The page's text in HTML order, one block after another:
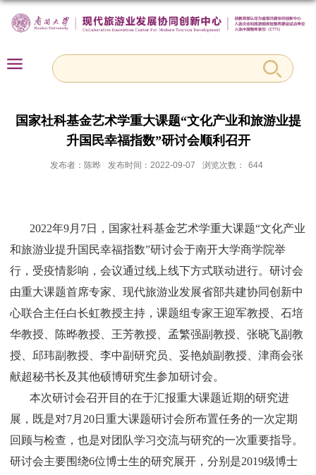
国家社科基金艺术学重大课题“文化产业和旅游业提
升国民幸福指数”研讨会顺利召开
发布者：陈晔 发布时间：2022-09-07 浏览次数： 644
2022年9月7日，国家社科基金艺术学重大课题“文化产业
和旅游业提升国民幸福指数”研讨会于南开大学商学院举
行，受疫情影响，会议通过线上线下方式联动进行。研讨会
由重大课题首席专家、现代旅游业发展省部共建协同创新中
心联合主任白长虹教授主持，课题组专家王迎军教授、石培
华教授、陈晔教授、王芳教授、孟繁强副教授、张晓飞副教
授、邱玮副教授、李中副研究员、妥艳媜副教授、津商会张
献超秘书长及其他硕博研究生参加研讨会。
本次研讨会召开目的在于汇报重大课题近期的研究进
展，既是对7月 20日重大课题研讨会所布置任务的一次定期
回顾与检查，也是对团队学习交流与研究的一次重要指导。
研讨会主要围绕6位博士生的研究展开，分别是2019级博士